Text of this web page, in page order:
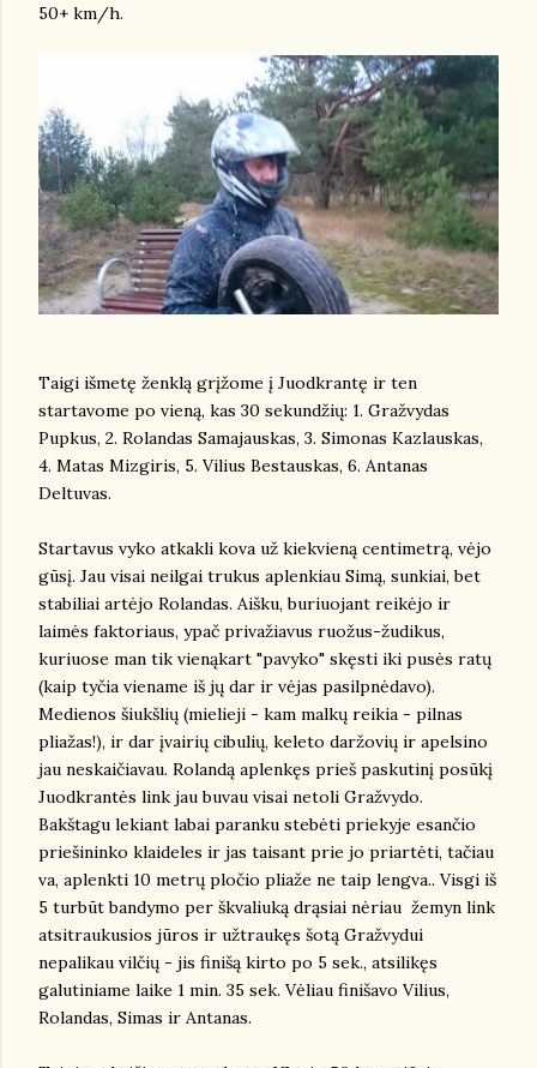
50+ km/h.
Taigi išmetę ženklą grįžome į Juodkrantę ir ten
startavome po vieną, kas 30 sekundžių: 1. Gražvydas
Pupkus, 2. Rolandas Samajauskas, 3. Simonas Kazlauskas,
4. Matas Mizgiris, 5. Vilius Bestauskas, 6. Antanas
Deltuvas.
Startavus vyko atkakli kova už kiekvieną centimetrą, vėjo
gūsį. Jau visai neilgai trukus aplenkiau Simą, sunkiai, bet
stabiliai artėjo Rolandas. Aišku, buriuojant reikėjo ir
laimės faktoriaus, ypač privažiavus ruožus-žudikus,
kuriuose man tik vienąkart "pavyko" skęsti iki pusės ratų
(kaip tyčia viename iš jų dar ir vėjas pasilpnėdavo).
Medienos šiukšlių (mielieji - kam malkų reikia - pilnas
pliažas!), ir dar įvairių cibulių, keleto daržovių ir apelsino
jau neskaičiavau. Rolandą aplenkęs prieš paskutinį posūkį
Juodkrantės link jau buvau visai netoli Gražvydo.
Bakštagu lekiant labai paranku stebėti priekyje esančio
priešininko klaideles ir jas taisant prie jo priartėti, tačiau
va, aplenkti 10 metrų pločio pliaže ne taip lengva.. Visgi iš
5 turbūt bandymo per škvaliuką drąsiai nėriau žemyn link
atsitraukusios jūros ir užtraukęs šotą Gražvydui
nepalikau vilčių - jis finišą kirto po 5 sek., atsilikęs
galutiniame laike 1 min. 35 sek. Vėliau finišavo Vilius,
Rolandas, Simas ir Antanas.